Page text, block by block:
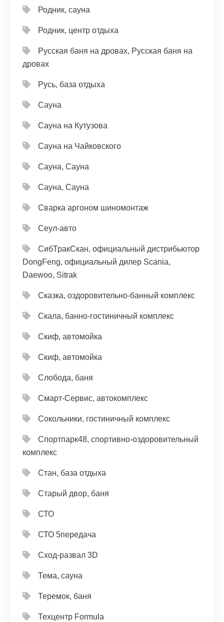
Родник, сауна
Родник, центр отдыха
Русская баня на дровах, Русская баня на
дровах
Русь, база отдыха
Сауна
Сауна на Кутузова
Сауна на Чайковского
Сауна, Сауна
Сауна, Сауна
Сварка аргоном шиномонтаж
Сеул-авто
СибТракСкан, официальный дистрибьютор
DongFeng, официальный дилер Scania,
Daewoo, Sitrak
Сказка, оздоровительно-банный комплекс
Скала, банно-гостиничный комплекс
Скиф, автомойка
Скиф, автомойка
Слобода, баня
Смарт-Сервис, автокомплекс
Сокольники, гостиничный комплекс
Спортпарк48, спортивно-оздоровительный
комплекс
Стан, база отдыха
Старый двор, баня
СТО
СТО 5передача
Сход-развал 3D
Тема, сауна
Теремок, баня
Техцентр Formula